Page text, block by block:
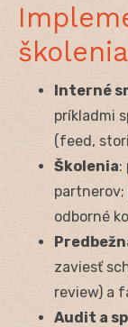
Interné
príkladmi
(feed,
Školenia:
odborné
zaviesť
review) a
Audit a